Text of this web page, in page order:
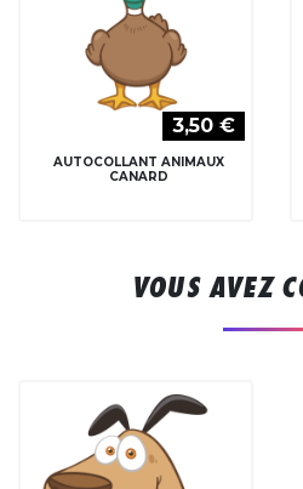
3,50 €
AUTOCOLLANT ANIMAUX
CANARD
VOUS AVEZ